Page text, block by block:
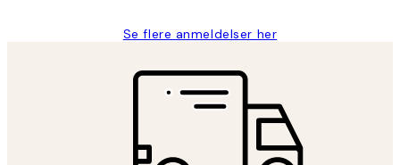
Se flere anmeldelser her